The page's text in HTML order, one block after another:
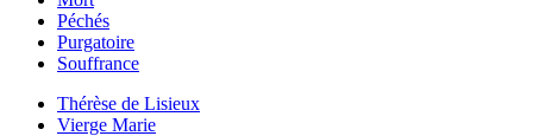
Péchés
Purgatoire
Souffrance
Thérèse de Lisieux
Vierge Marie